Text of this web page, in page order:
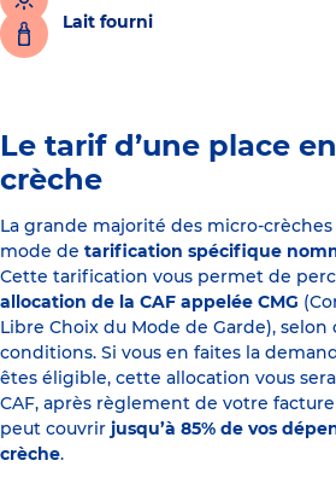
Lait fourni
Le tarif d’une place
crèche
La grande majorité des micro-crèches
mode de tarification spécifique
Cette tarification vous permet de
allocation de la CAF appelée CMG
Libre Choix du Mode de Garde), selon
conditions. Si vous en faites la
êtes éligible, cette allocation vous
CAF, après règlement de votre
peut couvrir jusqu’à 85% de vos
crèche.